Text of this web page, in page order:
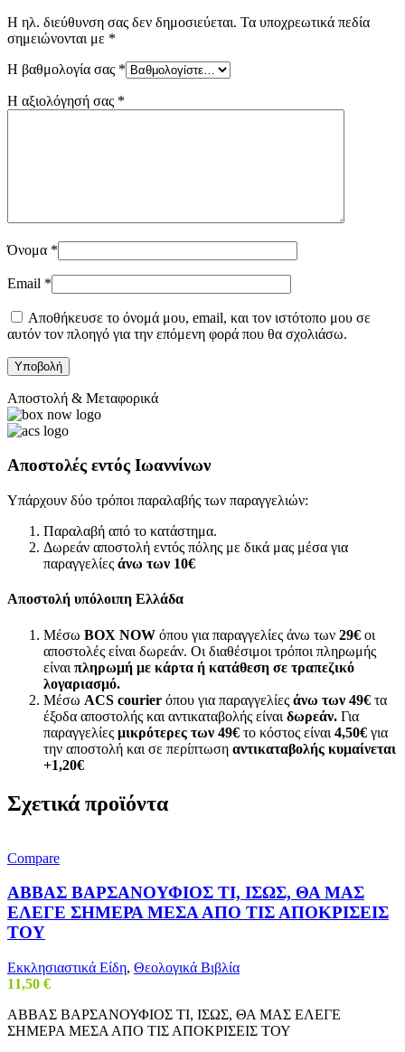
Η ηλ. διεύθυνση σας δεν δημοσιεύεται. Τα υποχρεωτικά πεδία
σημειώνονται με *
Η βαθμολογία σας *
Η αξιολόγησή σας *
Όνομα *
Email *
Αποθήκευσε το όνομά μου, email, και τον ιστότοπο μου σε
αυτόν τον πλοηγό για την επόμενη φορά που θα σχολιάσω.
Αποστολή & Μεταφορικά
Αποστολές εντός Ιωαννίνων
Υπάρχουν δύο τρόποι παραλαβής των παραγγελιών:
Παραλαβή από το κατάστημα.
Δωρεάν αποστολή εντός πόλης με δικά μας μέσα για
παραγγελίες άνω των 10€
Αποστολή υπόλοιπη Ελλάδα
Μέσω BOX NOW όπου για παραγγελίες άνω των 29€ οι
αποστολές είναι δωρεάν. Οι διαθέσιμοι τρόποι πληρωμής
είναι πληρωμή με κάρτα ή κατάθεση σε τραπεζικό
λογαριασμό.
Μέσω ACS courier όπου για παραγγελίες άνω των 49€ τα
έξοδα αποστολής και αντικαταβολής είναι δωρεάν. Για
παραγγελίες μικρότερες των 49€ το κόστος είναι 4,50€ για
την αποστολή και σε περίπτωση αντικαταβολής κυμαίνεται
+1,20€
Σχετικά προϊόντα
Compare
ΑΒΒΑΣ ΒΑΡΣΑΝΟΥΦΙΟΣ ΤΙ, ΙΣΩΣ, ΘΑ ΜΑΣ
ΕΛΕΓΕ ΣΗΜΕΡΑ ΜΕΣΑ ΑΠΟ ΤΙΣ ΑΠΟΚΡΙΣΕΙΣ
ΤΟΥ
Εκκλησιαστικά Είδη, Θεολογικά Βιβλία
11,50 €
ΑΒΒΑΣ ΒΑΡΣΑΝΟΥΦΙΟΣ ΤΙ, ΙΣΩΣ, ΘΑ ΜΑΣ ΕΛΕΓΕ
ΣΗΜΕΡΑ ΜΕΣΑ ΑΠΟ ΤΙΣ ΑΠΟΚΡΙΣΕΙΣ ΤΟΥ